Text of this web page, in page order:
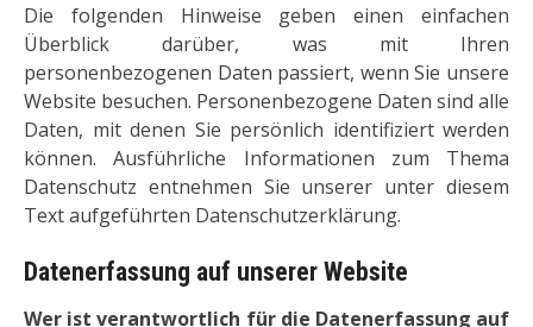
Die folgenden Hinweise geben einen einfachen
Überblick darüber, was mit Ihren
personenbezogenen Daten passiert, wenn Sie unsere
Website besuchen. Personenbezogene Daten sind alle
Daten, mit denen Sie persönlich identifiziert werden
können. Ausführliche Informationen zum Thema
Datenschutz entnehmen Sie unserer unter diesem
Text aufgeführten Datenschutzerklärung.
Datenerfassung auf unserer Website
Wer ist verantwortlich für die Datenerfassung auf